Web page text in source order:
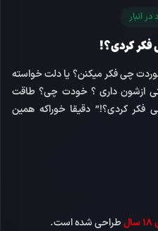
انبار
فکر کردی؟!
چی فکر میکنن؟ یا دلت خواسته
ازشون داری ؟ خودت چی؟ طاقت
فکر کردی؟!” دقیقا خوراکه همین
طراحی شده است.